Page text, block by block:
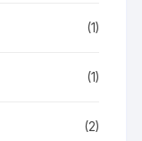
(1)
(1)
(2)